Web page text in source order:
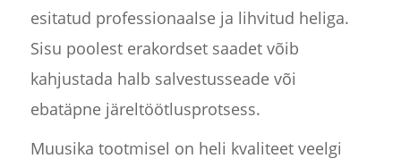
esitatud professionaalse ja lihvitud heliga.
Sisu poolest erakordset saadet võib
kahjustada halb salvestusseade või
ebatäpne järeltöötlusprotsess.
Muusika tootmisel on heli kvaliteet veelgi